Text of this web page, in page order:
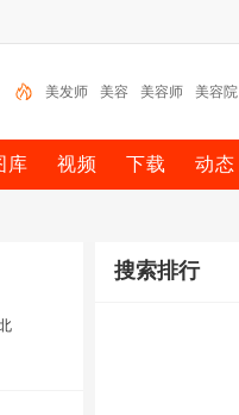
美发师 美容 美容师 美容院
软件 美发 美
库 视频 下载 动态
搜索排行